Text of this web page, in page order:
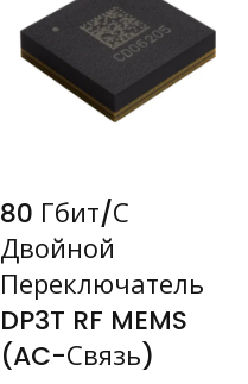
80 Гбит/с
Двойной
Переключатель
DP3T RF MEMS
(AC-Связь)